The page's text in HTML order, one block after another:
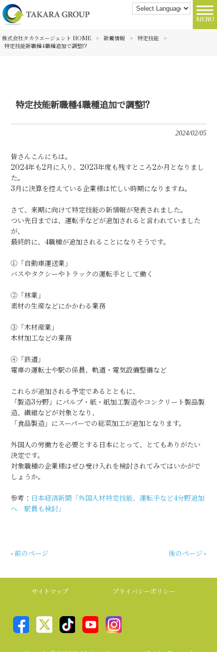
MENU
株式会社タカラエージェント HOME > 新着情報 > 特定技能
>
特定技能新職種4職種追加で調整!?
特定技能新職種4職種追加で調整!?
2024/02/05
皆さんこんにちは。
2024年も2月に入り、2023年度も残すところ2か月となりまし
た。
3月に決算を控えている企業様は忙しい時期になりますね。
さて、来期に向けて特定技能の新情報が発表されました。
つい先日までは、運転手などが追加されると言われていました
が、
最終的に、4職種が追加されることになりそうです。
①「自動車運送業」
バスやタクシーやトラックの運転手として働く
②「林業」
素材の生産などにかかわる業務
③「木材産業」
木材加工などの業務
④「鉄道」
電車の運転士や駅の係員、軌道・電気設備整備など
これらが追加される予定であるとともに、
「製造3分野」にパルプ・紙・紙加工製造やコンクリート製品製
造、繊維などが対象となり、
「食品製造」にスーパーでの総菜加工が追加となります。
外国人の労働力を必要とする日本にとって、とてもありがたい
決定です。
対象職種の企業様はぜひ受け入れを検討されてみてはいかがで
しょうか。
参考： 日本経済新聞「外国人材特定技能、運転手など4分野追加
へ 駅員も検討」
« 前のページ 後のページ »
サイトマップ プライバシーポリシー